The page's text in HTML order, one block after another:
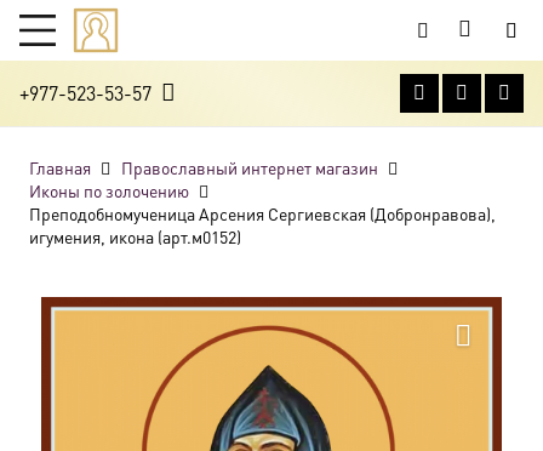
+977-523-53-57
Главная
Православный интернет магазин
Иконы по золочению
Преподобномученица Арсения Сергиевская (Добронравова),
игумения, икона (арт.м0152)